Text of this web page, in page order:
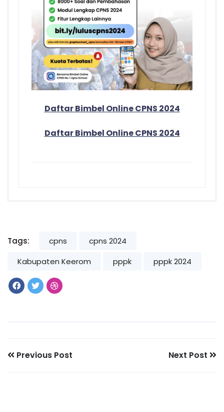
Daftar Bimbel Online CPNS 2024
Daftar Bimbel Online CPNS 2024
Tags: cpns
cpns 2024
Kabupaten Keerom
pppk pppk 2024
Previous Post Next Post